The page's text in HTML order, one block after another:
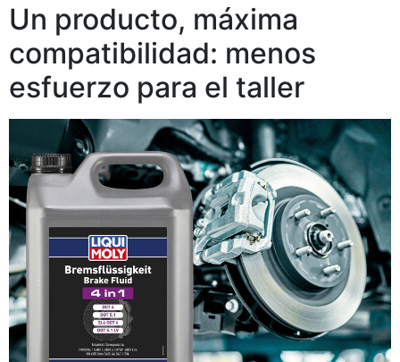
Un producto, máxima
compatibilidad: menos
esfuerzo para el taller